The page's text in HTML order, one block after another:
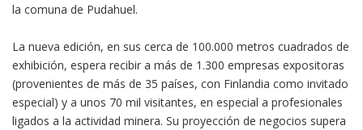
la comuna de Pudahuel.
La nueva edición, en sus cerca de 100.000 metros cuadrados de
exhibición, espera recibir a más de 1.300 empresas expositoras
(provenientes de más de 35 países, con Finlandia como invitado
especial) y a unos 70 mil visitantes, en especial a profesionales
ligados a la actividad minera. Su proyección de negocios supera